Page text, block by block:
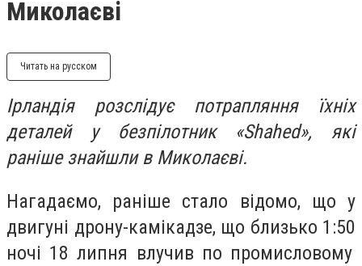
Миколаєві
Читать на русском
Ірландія розслідує потрапляння їхніх
деталей у безпілотник «Shahed», які
раніше знайшли в Миколаєві.
Нагадаємо, раніше стало відомо, що у
двигуні дрону-камікадзе, що близько 1:50
ночі 18 липня влучив по промисловому